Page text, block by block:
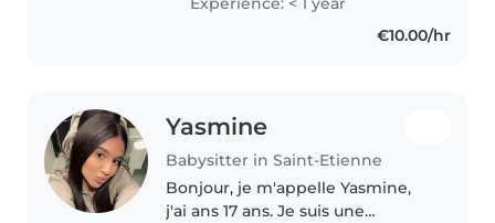
patiente, manuelle j'aime le
design et je suis responsable et..
€10.00/hr
Yasmine
Babysitter in Saint-Etienne
Bonjour, je m'appelle Yasmine,
j'ai ans 17 ans. Je suis une